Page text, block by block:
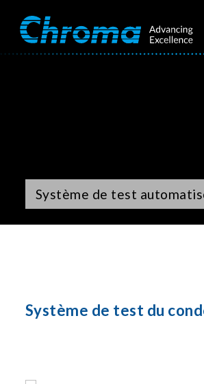
Système de test
Système de test du